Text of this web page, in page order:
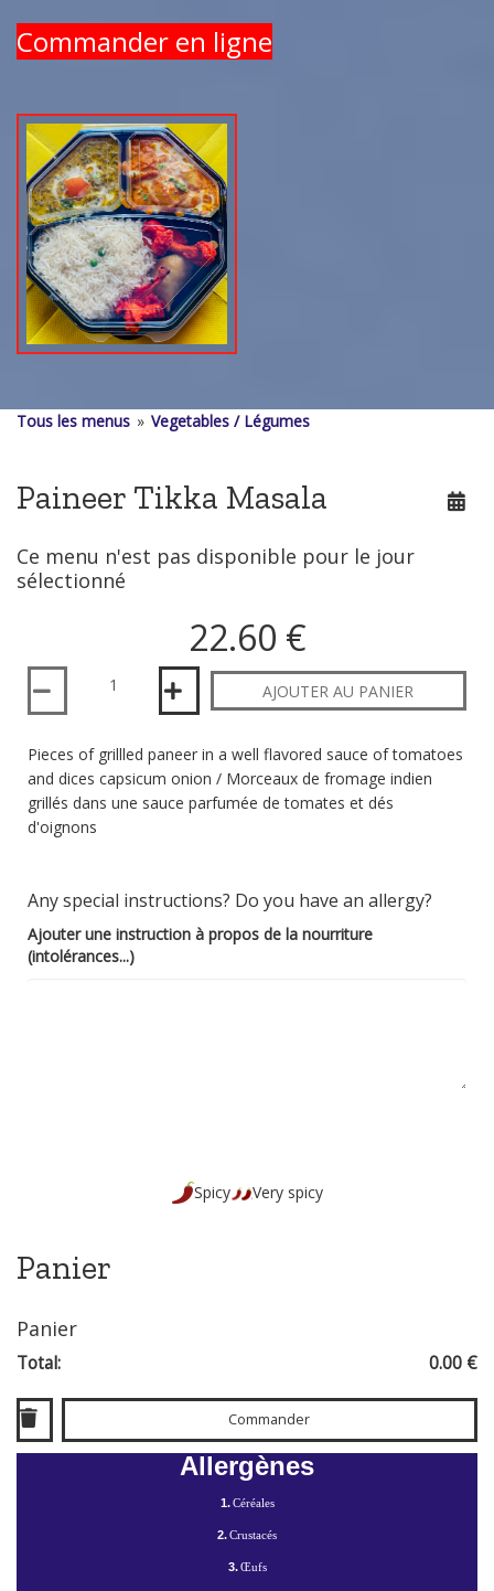
Commander en ligne
Tous les menus » Vegetables / Légumes
Paineer Tikka Masala
Ce menu n'est pas disponible pour le jour
sélectionné
22.60 €
Quantité
AJOUTER AU PANIER
Pieces of grillled paneer in a well flavored sauce of tomatoes
and dices capsicum onion / Morceaux de fromage indien
grillés dans une sauce parfumée de tomates et dés
d'oignons
Any special instructions? Do you have an allergy?
Ajouter une instruction à propos de la nourriture
(intolérances...)
Spicy Very spicy
Panier
Panier
Total: 0.00 €
Commander
Allergènes
1.Céréales
2.Crustacés
3.Œufs